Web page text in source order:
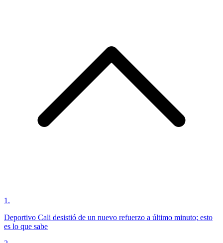
1 .
Deportivo Cali desistió de un nuevo refuerzo a último minuto; esto
es lo que sabe